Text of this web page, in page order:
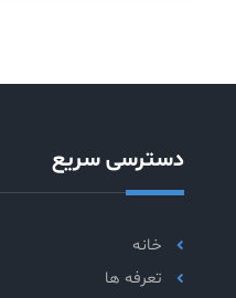
دسترسی سریع
خانه
تعرفه ها